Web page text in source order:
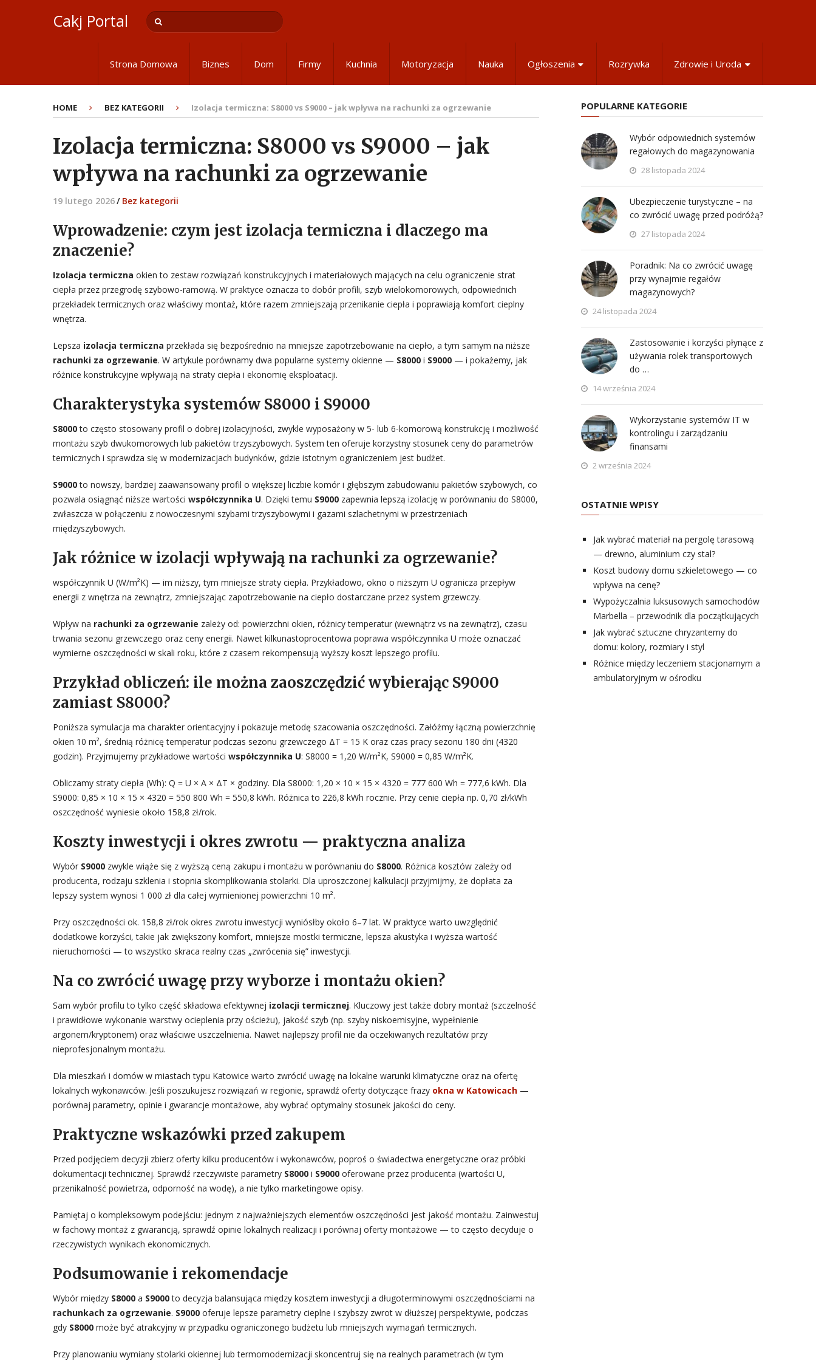
Cakj Portal
Strona Domowa Biznes Dom Firmy Kuchnia Motoryzacja Nauka Ogłoszenia Rozrywka Zdrowie i Uroda
HOME BEZ KATEGORII Izolacja termiczna: S8000 vs S9000 – jak wpływa na rachunki za ogrzewanie
Izolacja termiczna: S8000 vs S9000 – jak
wpływa na rachunki za ogrzewanie
19 lutego 2026/ Bez kategorii
Wprowadzenie: czym jest izolacja termiczna i dlaczego ma
znaczenie?
Izolacja termiczna okien to zestaw rozwiązań konstrukcyjnych i materiałowych mających na celu ograniczenie strat
ciepła przez przegrodę szybowo-ramową. W praktyce oznacza to dobór profili, szyb wielokomorowych, odpowiednich
przekładek termicznych oraz właściwy montaż, które razem zmniejszają przenikanie ciepła i poprawiają komfort cieplny
wnętrza.
Lepsza izolacja termiczna przekłada się bezpośrednio na mniejsze zapotrzebowanie na ciepło, a tym samym na niższe
rachunki za ogrzewanie. W artykule porównamy dwa popularne systemy okienne — S8000 i S9000 — i pokażemy, jak
różnice konstrukcyjne wpływają na straty ciepła i ekonomię eksploatacji.
Charakterystyka systemów S8000 i S9000
S8000to często stosowany profil o dobrej izolacyjności, zwykle wyposażony w 5- lub 6-komorową konstrukcję i możliwość
montażu szyb dwukomorowych lub pakietów trzyszybowych. System ten oferuje korzystny stosunek ceny do parametrów
termicznych i sprawdza się w modernizacjach budynków, gdzie istotnym ograniczeniem jest budżet.
S9000to nowszy, bardziej zaawansowany profil o większej liczbie komór i głębszym zabudowaniu pakietów szybowych, co
pozwala osiągnąć niższe wartości współczynnika U. Dzięki temu S9000 zapewnia lepszą izolację w porównaniu do S8000,
zwłaszcza w połączeniu z nowoczesnymi szybami trzyszybowymi i gazami szlachetnymi w przestrzeniach
międzyszybowych.
Jak różnice w izolacji wpływają na rachunki za ogrzewanie?
współczynnik U (W/m²K) — im niższy, tym mniejsze straty ciepła. Przykładowo, okno o niższym U ogranicza przepływ
energii z wnętrza na zewnątrz, zmniejszając zapotrzebowanie na ciepło dostarczane przez system grzewczy.
Wpływ na rachunki za ogrzewanie zależy od: powierzchni okien, różnicy temperatur (wewnątrz vs na zewnątrz), czasu
trwania sezonu grzewczego oraz ceny energii. Nawet kilkunastoprocentowa poprawa współczynnika U może oznaczać
wymierne oszczędności w skali roku, które z czasem rekompensują wyższy koszt lepszego profilu.
Przykład obliczeń: ile można zaoszczędzić wybierając S9000
zamiast S8000?
Poniższa symulacja ma charakter orientacyjny i pokazuje metodę szacowania oszczędności. Załóżmy łączną powierzchnię
okien 10 m², średnią różnicę temperatur podczas sezonu grzewczego ΔT = 15 K oraz czas pracy sezonu 180 dni (4320
godzin). Przyjmujemy przykładowe wartości współczynnika U: S8000 = 1,20 W/m²K, S9000 = 0,85 W/m²K.
Obliczamy straty ciepła (Wh): Q = U × A × ΔT × godziny. Dla S8000: 1,20 × 10 × 15 × 4320 = 777 600 Wh = 777,6 kWh. Dla
S9000: 0,85 × 10 × 15 × 4320 = 550 800 Wh = 550,8 kWh. Różnica to 226,8 kWh rocznie. Przy cenie ciepła np. 0,70 zł/kWh
oszczędność wyniesie około 158,8 zł/rok.
Koszty inwestycji i okres zwrotu — praktyczna analiza
Wybór S9000 zwykle wiąże się z wyższą ceną zakupu i montażu w porównaniu do S8000. Różnica kosztów zależy od
producenta, rodzaju szklenia i stopnia skomplikowania stolarki. Dla uproszczonej kalkulacji przyjmijmy, że dopłata za
lepszy system wynosi 1 000 zł dla całej wymienionej powierzchni 10 m².
Przy oszczędności ok. 158,8 zł/rok okres zwrotu inwestycji wyniósłby około 6–7 lat. W praktyce warto uwzględnić
dodatkowe korzyści, takie jak zwiększony komfort, mniejsze mostki termiczne, lepsza akustyka i wyższa wartość
nieruchomości — to wszystko skraca realny czas „zwrócenia się” inwestycji.
Na co zwrócić uwagę przy wyborze i montażu okien?
Sam wybór profilu to tylko część składowa efektywnej izolacji termicznej. Kluczowy jest także dobry montaż (szczelność
i prawidłowe wykonanie warstwy ocieplenia przy ościeżu), jakość szyb (np. szyby niskoemisyjne, wypełnienie
argonem/kryptonem) oraz właściwe uszczelnienia. Nawet najlepszy profil nie da oczekiwanych rezultatów przy
nieprofesjonalnym montażu.
Dla mieszkań i domów w miastach typu Katowice warto zwrócić uwagę na lokalne warunki klimatyczne oraz na ofertę
lokalnych wykonawców. Jeśli poszukujesz rozwiązań w regionie, sprawdź oferty dotyczące frazy okna w Katowicach —
porównaj parametry, opinie i gwarancje montażowe, aby wybrać optymalny stosunek jakości do ceny.
Praktyczne wskazówki przed zakupem
Przed podjęciem decyzji zbierz oferty kilku producentów i wykonawców, poproś o świadectwa energetyczne oraz próbki
dokumentacji technicznej. Sprawdź rzeczywiste parametry S8000 i S9000 oferowane przez producenta (wartości U,
przenikalność powietrza, odporność na wodę), a nie tylko marketingowe opisy.
Pamiętaj o kompleksowym podejściu: jednym z najważniejszych elementów oszczędności jest jakość montażu. Zainwestuj
w fachowy montaż z gwarancją, sprawdź opinie lokalnych realizacji i porównaj oferty montażowe — to często decyduje o
rzeczywistych wynikach ekonomicznych.
Podsumowanie i rekomendacje
Wybór między S8000 a S9000to decyzja balansująca między kosztem inwestycji a długoterminowymi oszczędnościami na
rachunkach za ogrzewanie. S9000 oferuje lepsze parametry cieplne i szybszy zwrot w dłuższej perspektywie, podczas
gdy S8000 może być atrakcyjny w przypadku ograniczonego budżetu lub mniejszych wymagań termicznych.
Przy planowaniu wymiany stolarki okiennej lub termomodernizacji skoncentruj się na realnych parametrach (w tym
POPULARNE KATEGORIE
Wybór odpowiednich systemów
regałowych do magazynowania
28 listopada 2024
Ubezpieczenie turystyczne – na
co zwrócić uwagę przed podróżą?
27 listopada 2024
Poradnik: Na co zwrócić uwagę
przy wynajmie regałów
magazynowych?
24 listopada 2024
Zastosowanie i korzyści płynące z
używania rolek transportowych
do …
14 września 2024
Wykorzystanie systemów IT w
kontrolingu i zarządzaniu
finansami
2 września 2024
OSTATNIE WPISY
Jak wybrać materiał na pergolę tarasową
— drewno, aluminium czy stal?
Koszt budowy domu szkieletowego — co
wpływa na cenę?
Wypożyczalnia luksusowych samochodów
Marbella – przewodnik dla początkujących
Jak wybrać sztuczne chryzantemy do
domu: kolory, rozmiary i styl
Różnice między leczeniem stacjonarnym a
ambulatoryjnym w ośrodku